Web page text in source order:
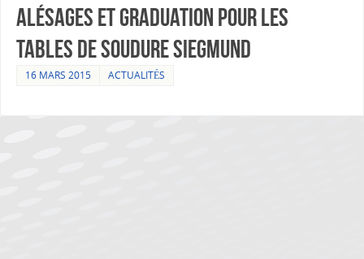
alésages et graduation pour les
tables de soudure Siegmund
16 MARS 2015 ACTUALITÉS